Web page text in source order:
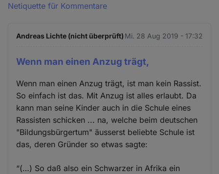
Netiquette für Kommentare
Andreas Lichte (nicht überprüft) Mi. 28 Aug 2019 - 17:32
Wenn man einen Anzug trägt,
Wenn man einen Anzug trägt, ist man kein Rassist.
So einfach ist das. Mit Anzug ist alles erlaubt. Da
kann man seine Kinder auch in die Schule eines
Rassisten schicken ... na, welche beim deutschen
"Bildungsbürgertum" äusserst beliebte Schule ist
das, deren Gründer so etwas sagte:
“(…) So daß also ein Schwarzer in Afrika ein